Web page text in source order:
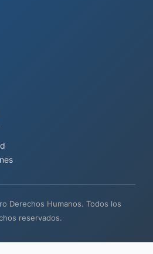
Derechos Humanos. Todos los
reservados.